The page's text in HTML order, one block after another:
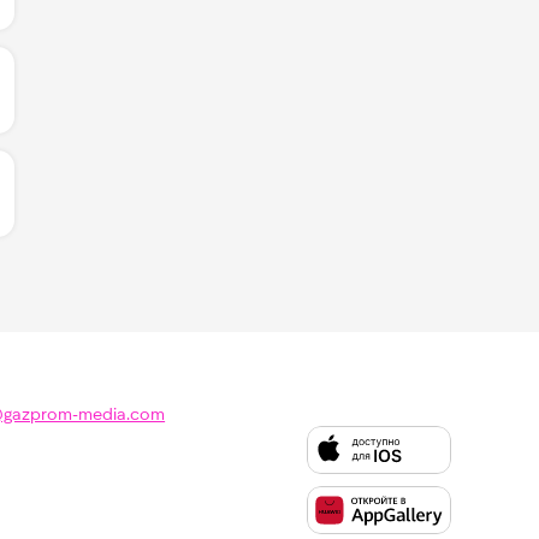
ЛАЙКОВ ЗА "IN THE MIDDLE - YOUNOTUS &
ЛАЙКОВ ЗА "ДОРОГО - ДЖИГАН & NILETTO &
media.com